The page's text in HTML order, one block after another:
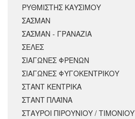
ΡΥΘΜΙΣΤΗΣ ΚΑΥΣΙΜΟΥ
ΣΑΣΜΑΝ
ΣΑΣΜΑΝ - ΓΡΑΝΑΖΙΑ
ΣΕΛΕΣ
ΣΙΑΓΩΝΕΣ ΦΡΕΝΩΝ
ΣΙΑΓΩΝΕΣ ΦΥΓΟΚΕΝΤΡΙΚΟΥ
ΣΤΑΝΤ ΚΕΝΤΡΙΚΑ
ΣΤΑΝΤ ΠΛΑΪΝΑ
ΣΤΑΥΡΟΙ ΠΙΡΟΥΝΙΟΥ / ΤΙΜΟΝΙΟΥ